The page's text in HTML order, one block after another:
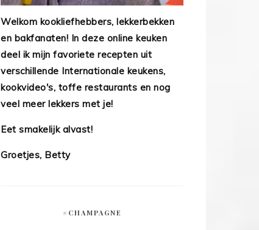
Welkom kookliefhebbers, lekkerbekken
en bakfanaten! In deze online keuken
deel ik mijn favoriete recepten uit
verschillende Internationale keukens,
kookvideo's, toffe restaurants en nog
veel meer lekkers met je!
Eet smakelijk alvast!
Groetjes, Betty
#CHAMPAGNE